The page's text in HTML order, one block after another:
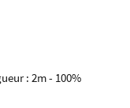
: 2m - 100%